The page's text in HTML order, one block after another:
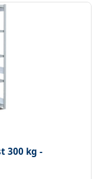
300 kg -